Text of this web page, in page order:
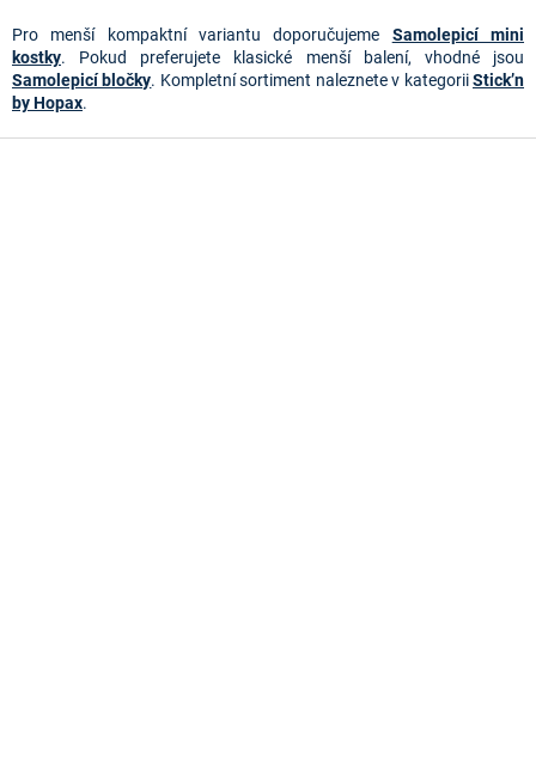
y
v
ý
s
Pro menší kompaktní variantu doporučujeme Samolepicí mini
kostky. Pokud preferujete klasické menší balení, vhodné jsou
Samolepicí bločky. Kompletní sortiment naleznete v kategoriiStick’n
by Hopax.